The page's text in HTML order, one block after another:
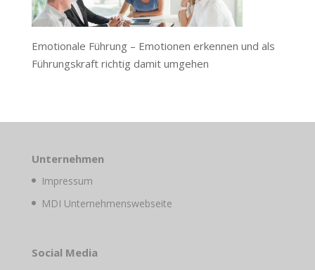
Emotionale Führung – Emotionen erkennen und als
Führungskraft richtig damit umgehen
Unternehmen
Impressum
MDI Unternehmenswebseite
Social Media